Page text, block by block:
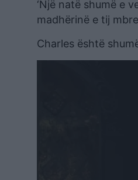
‘Një natë shumë e
madhërinë e tij
Charles është